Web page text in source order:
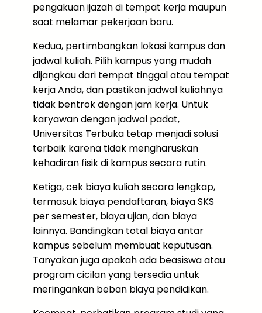
pengakuan ijazah di tempat kerja maupun
saat melamar pekerjaan baru.
Kedua, pertimbangkan lokasi kampus dan
jadwal kuliah. Pilih kampus yang mudah
dijangkau dari tempat tinggal atau tempat
kerja Anda, dan pastikan jadwal kuliahnya
tidak bentrok dengan jam kerja. Untuk
karyawan dengan jadwal padat,
Universitas Terbuka tetap menjadi solusi
terbaik karena tidak mengharuskan
kehadiran fisik di kampus secara rutin.
Ketiga, cek biaya kuliah secara lengkap,
termasuk biaya pendaftaran, biaya SKS
per semester, biaya ujian, dan biaya
lainnya. Bandingkan total biaya antar
kampus sebelum membuat keputusan.
Tanyakan juga apakah ada beasiswa atau
program cicilan yang tersedia untuk
meringankan beban biaya pendidikan.